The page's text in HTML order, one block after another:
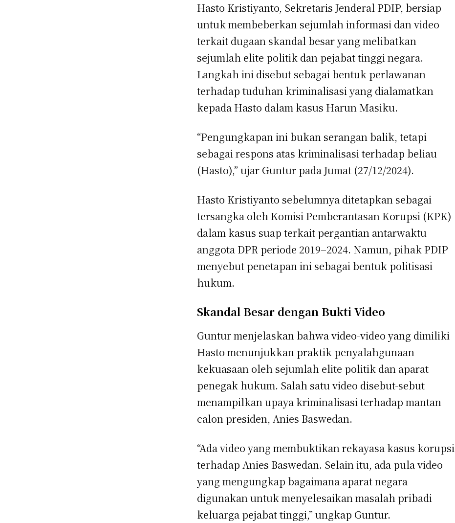
Hasto Kristiyanto, Sekretaris Jenderal PDIP, bersiap
untuk membeberkan sejumlah informasi dan video
terkait dugaan skandal besar yang melibatkan
sejumlah elite politik dan pejabat tinggi negara.
Langkah ini disebut sebagai bentuk perlawanan
terhadap tuduhan kriminalisasi yang dialamatkan
kepada Hasto dalam kasus Harun Masiku.
“Pengungkapan ini bukan serangan balik, tetapi
sebagai respons atas kriminalisasi terhadap beliau
(Hasto),” ujar Guntur pada Jumat (27/12/2024).
Hasto Kristiyanto sebelumnya ditetapkan sebagai
tersangka oleh Komisi Pemberantasan Korupsi (KPK)
dalam kasus suap terkait pergantian antarwaktu
anggota DPR periode 2019–2024. Namun, pihak PDIP
menyebut penetapan ini sebagai bentuk politisasi
hukum.
Skandal Besar dengan Bukti Video
Guntur menjelaskan bahwa video-video yang dimiliki
Hasto menunjukkan praktik penyalahgunaan
kekuasaan oleh sejumlah elite politik dan aparat
penegak hukum. Salah satu video disebut-sebut
menampilkan upaya kriminalisasi terhadap mantan
calon presiden, Anies Baswedan.
“Ada video yang membuktikan rekayasa kasus korupsi
terhadap Anies Baswedan. Selain itu, ada pula video
yang mengungkap bagaimana aparat negara
digunakan untuk menyelesaikan masalah pribadi
keluarga pejabat tinggi,” ungkap Guntur.